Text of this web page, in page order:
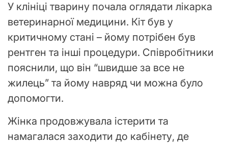
У клініці тварину почала оглядати лікарка
ветеринарної медицини. Кіт був у
критичному стані – йому потрібен був
рентген та інші процедури. Співробітники
пояснили, що він “швидше за все не
жилець” та йому навряд чи можна було
допомогти.
Жінка продовжувала істерити та
намагалася заходити до кабінету, де